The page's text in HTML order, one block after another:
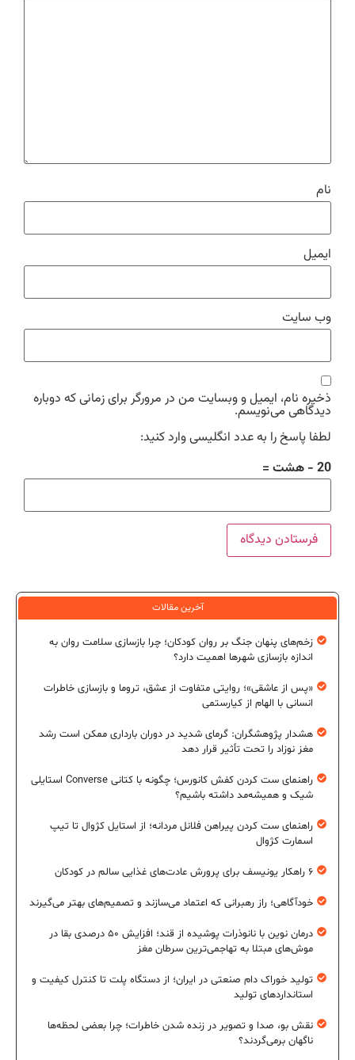
نام
ایمیل
وب‌ سایت
ذخیره نام، ایمیل و وبسایت من در مرورگر برای زمانی که دوباره
دیدگاهی می‌نویسم.
لطفا پاسخ را به عدد انگلیسی وارد کنید:
20 − هشت =
آخرین مقالات
زخم‌های پنهان جنگ بر روان کودکان؛ چرا بازسازی سلامت روان به
اندازه بازسازی شهرها اهمیت دارد؟
«پس از عاشقی»؛ روایتی متفاوت از عشق، تروما و بازسازی خاطرات
انسانی با الهام از کیارستمی
هشدار پژوهشگران: گرمای شدید در دوران بارداری ممکن است رشد
مغز نوزاد را تحت تأثیر قرار دهد
راهنمای ست کردن کفش کانورس؛ چگونه با کتانی Converse استایلی
شیک و همیشه‌مد داشته باشیم؟
راهنمای ست کردن پیراهن فلانل مردانه؛ از استایل کژوال تا تیپ
اسمارت کژوال
۶ راهکار یونیسف برای پرورش عادت‌های غذایی سالم در کودکان
خودآگاهی؛ راز رهبرانی که اعتماد می‌سازند و تصمیم‌های بهتر می‌گیرند
درمان نوین با نانوذرات پوشیده از قند؛ افزایش ۵۰ درصدی بقا در
موش‌های مبتلا به تهاجمی‌ترین سرطان مغز
تولید خوراک دام صنعتی در ایران؛ از دستگاه پلت تا کنترل کیفیت و
استانداردهای تولید
نقش بو، صدا و تصویر در زنده شدن خاطرات؛ چرا بعضی لحظه‌ها
ناگهان برمی‌گردند؟